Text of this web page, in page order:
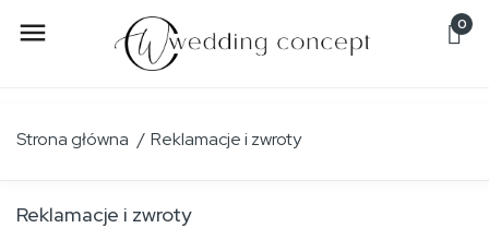
 0
Strona główna Reklamacje i zwroty
Reklamacje i zwroty